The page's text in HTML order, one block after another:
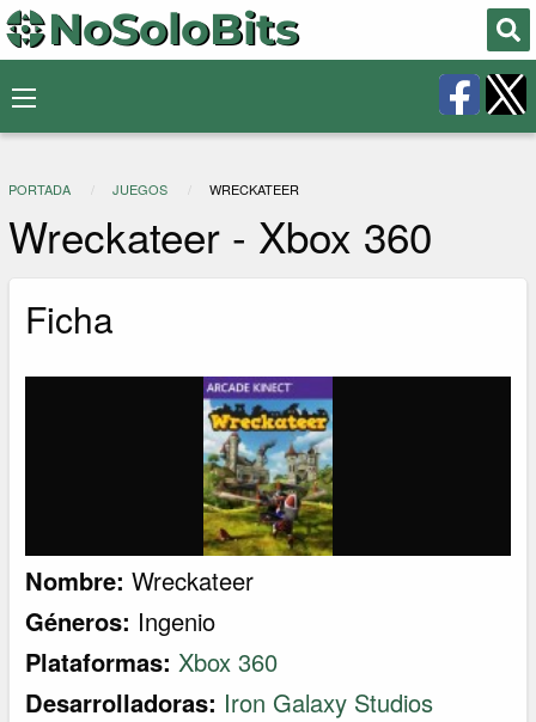
PORTADA JUEGOS WRECKATEER
Wreckateer - Xbox 360
Ficha
Nombre: Wreckateer
Géneros: Ingenio
Plataformas: Xbox 360
Desarrolladoras: Iron Galaxy Studios